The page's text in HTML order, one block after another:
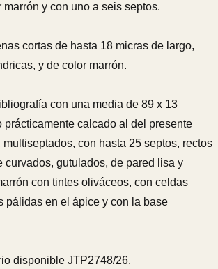
y con uno a seis septos.
cortas de hasta 18 micras de largo,
y de color marrón.
con una media de 89 x 13
prácticamente calcado al del presente
con hasta 25 septos, rectos
curvados, gutulados, de pared lisa y
con tintes oliváceos, con celdas
pálidas en el ápice y con la base
disponible JTP2748/26.